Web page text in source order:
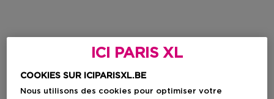
ICI PARIS XL
COOKIES SUR ICIPARISXL.BE
Nous utilisons des cookies pour optimiser votre